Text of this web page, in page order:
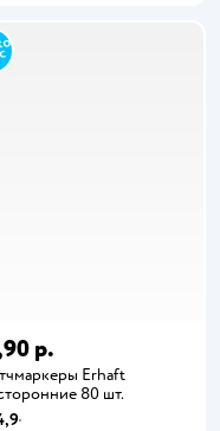
р.
Erhaft
80 шт.